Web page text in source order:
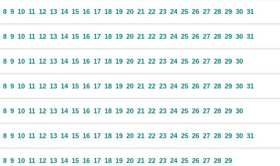
8 9 10 11 12 13 14 15 16 17 18 19 20 21 22 23 24 25 26 27 28 29 30 31
8 9 10 11 12 13 14 15 16 17 18 19 20 21 22 23 24 25 26 27 28 29 30 31
8 9 10 11 12 13 14 15 16 17 18 19 20 21 22 23 24 25 26 27 28 29 30
8 9 10 11 12 13 14 15 16 17 18 19 20 21 22 23 24 25 26 27 28 29 30 31
8 9 10 11 12 13 14 15 16 17 18 19 20 21 22 23 24 25 26 27 28 29 30
8 9 10 11 12 13 14 15 16 17 18 19 20 21 22 23 24 25 26 27 28 29 30 31
8 9 10 11 12 13 14 15 16 17 18 19 20 21 22 23 24 25 26 27 28 29